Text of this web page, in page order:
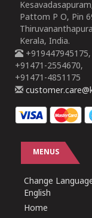
Pattom P O, Pin
Kerala, India.
+919447945175,
+91471-2554670,
+91471-4851175
MENUS
Change
English
Home